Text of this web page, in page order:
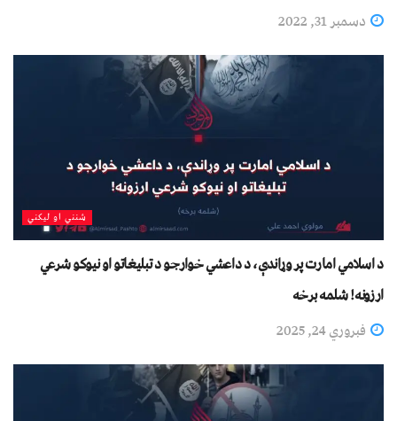
دسمبر 31, 2022
شنني او لیکني
د اسلامي امارت پر وړاندې، د داعشي خوارجو د تبليغاتو او نیوکو شرعي
ارزونه! شلمه برخه
فبروري 24, 2025